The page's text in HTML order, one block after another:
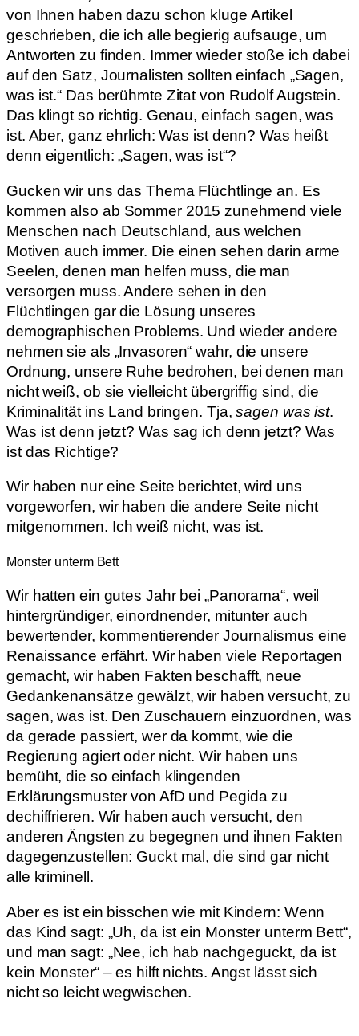
von Ihnen haben dazu schon kluge Artikel
geschrieben, die ich alle begierig aufsauge, um
Antworten zu finden. Immer wieder stoße ich dabei
auf den Satz, Journalisten sollten einfach „Sagen,
was ist.“ Das berühmte Zitat von Rudolf Augstein.
Das klingt so richtig. Genau, einfach sagen, was
ist. Aber, ganz ehrlich: Was ist denn? Was heißt
denn eigentlich: „Sagen, was ist“?
Gucken wir uns das Thema Flüchtlinge an. Es
kommen also ab Sommer 2015 zunehmend viele
Menschen nach Deutschland, aus welchen
Motiven auch immer. Die einen sehen darin arme
Seelen, denen man helfen muss, die man
versorgen muss. Andere sehen in den
Flüchtlingen gar die Lösung unseres
demographischen Problems. Und wieder andere
nehmen sie als „Invasoren“ wahr, die unsere
Ordnung, unsere Ruhe bedrohen, bei denen man
nicht weiß, ob sie vielleicht übergriffig sind, die
Kriminalität ins Land bringen. Tja,sagen was ist.
Was ist denn jetzt? Was sag ich denn jetzt? Was
ist das Richtige?
Wir haben nur eine Seite berichtet, wird uns
vorgeworfen, wir haben die andere Seite nicht
mitgenommen. Ich weiß nicht, was ist.
Monster unterm Bett
Wir hatten ein gutes Jahr bei „Panorama“, weil
hintergründiger, einordnender, mitunter auch
bewertender, kommentierender Journalismus eine
Renaissance erfährt. Wir haben viele Reportagen
gemacht, wir haben Fakten beschafft, neue
Gedankenansätze gewälzt, wir haben versucht, zu
sagen, was ist. Den Zuschauern einzuordnen, was
da gerade passiert, wer da kommt, wie die
Regierung agiert oder nicht. Wir haben uns
bemüht, die so einfach klingenden
Erklärungsmuster von AfD und Pegida zu
dechiffrieren. Wir haben auch versucht, den
anderen Ängsten zu begegnen und ihnen Fakten
dagegenzustellen: Guckt mal, die sind gar nicht
alle kriminell.
Aber es ist ein bisschen wie mit Kindern: Wenn
das Kind sagt: „Uh, da ist ein Monster unterm Bett“,
und man sagt: „Nee, ich hab nachgeguckt, da ist
kein Monster“ – es hilft nichts. Angst lässt sich
nicht so leicht wegwischen.